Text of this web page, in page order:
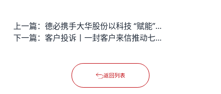
上一篇：
德必携手大华股份以科技 “赋能”园区，共筑数智化服务新生态
下一篇：
客户投诉丨一封客户来信推动七宝德必易园吸烟区优化升级
返回列表